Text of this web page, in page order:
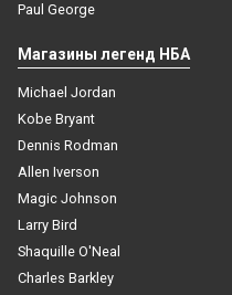
Paul George
Магазины легенд НБА
Michael Jordan
Kobe Bryant
Dennis Rodman
Allen Iverson
Magic Johnson
Larry Bird
Shaquille O'Neal
Charles Barkley